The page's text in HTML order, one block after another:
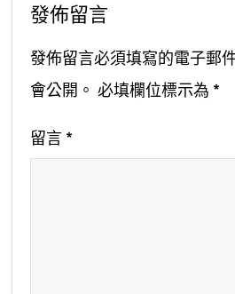
發佈留言
發佈留言必須填寫的電子郵
會公開。 必填欄位標示為 *
留言 *